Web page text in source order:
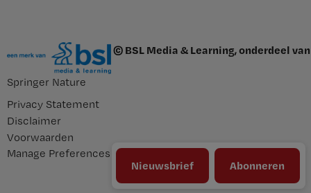
Nieuwsbrief Abonneren
© BSL Media & Learning, onderdeel van
Springer Nature
Privacy Statement
Disclaimer
Voorwaarden
Manage Preferences